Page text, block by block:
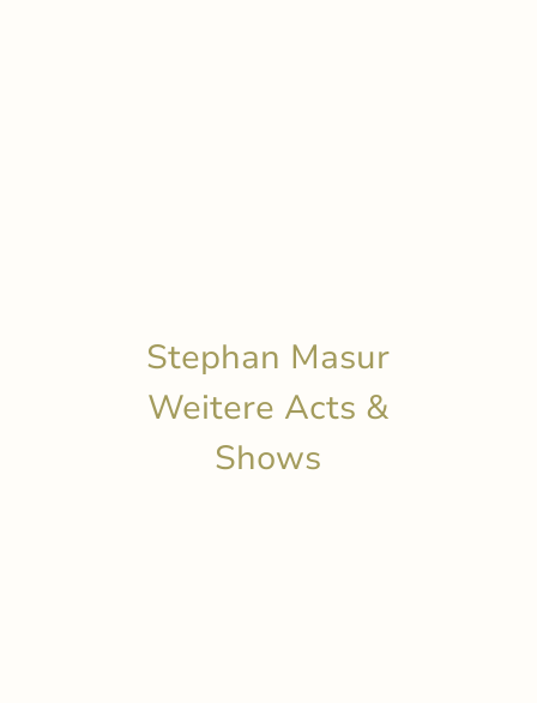
Stephan Masur
Weitere Acts &
Shows